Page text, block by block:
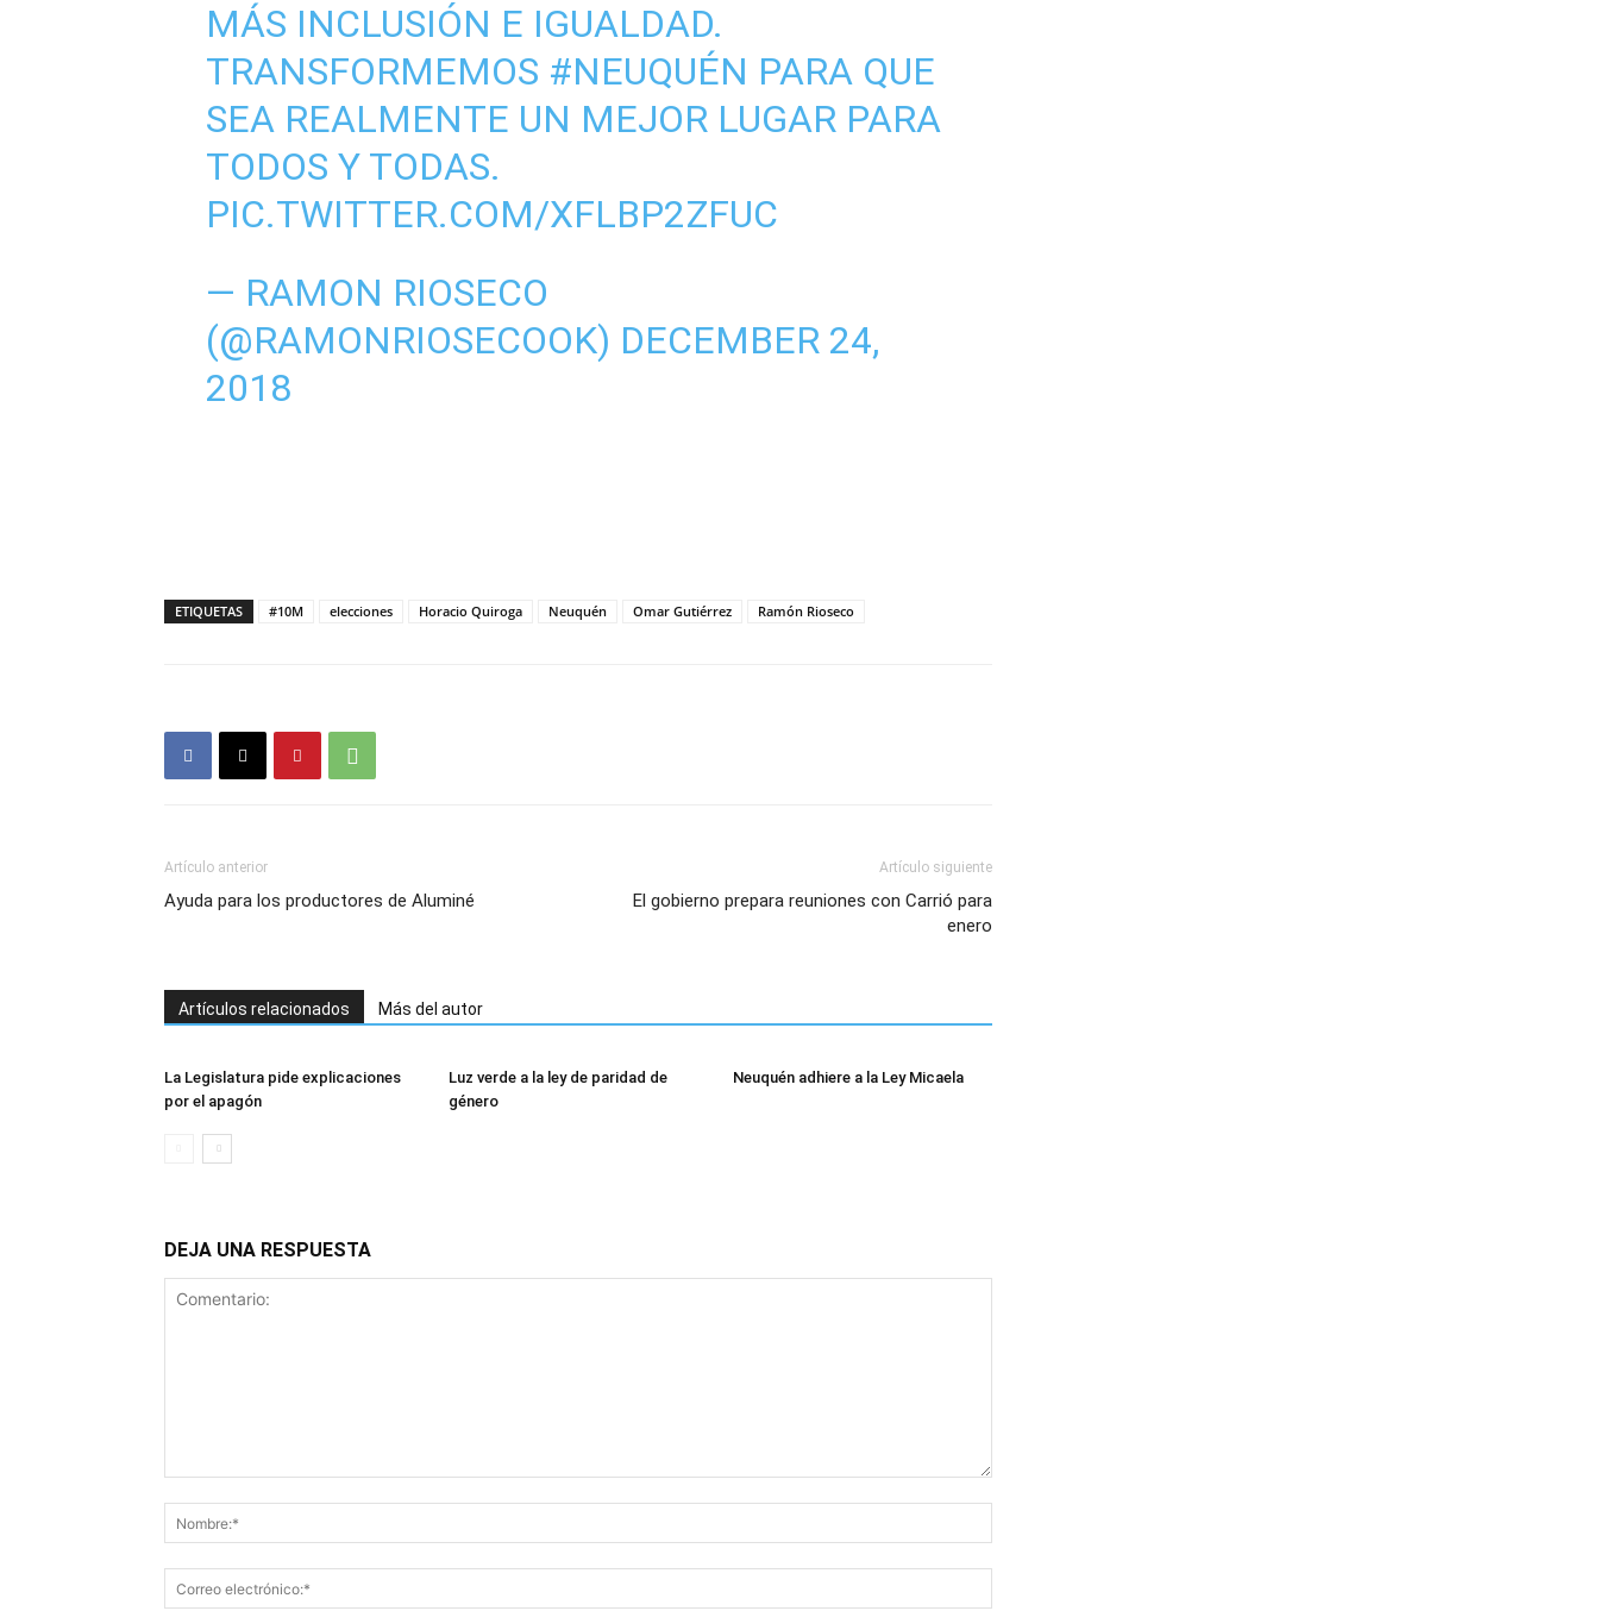
MÁS INCLUSIÓN E IGUALDAD.
TRANSFORMEMOS #NEUQUÉN PARA QUE
SEA REALMENTE UN MEJOR LUGAR PARA
TODOS Y TODAS.
PIC.TWITTER.COM/XFLBP2ZFUC
— RAMON RIOSECO
(@RAMONRIOSECOOK) DECEMBER 24,
2018
ETIQUETAS #10M elecciones Horacio Quiroga Neuquén Omar Gutiérrez Ramón Rioseco
Artículo anterior
Ayuda para los productores de Aluminé
Artículo siguiente
El gobierno prepara reuniones con Carrió para
enero
Artículos relacionados Más del autor
La Legislatura pide explicaciones
por el apagón
Luz verde a la ley de paridad de
género
Neuquén adhiere a la Ley Micaela
DEJA UNA RESPUESTA